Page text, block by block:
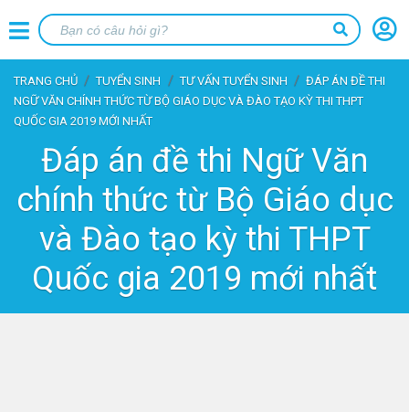
TRANG CHỦ TUYỂN SINH TƯ VẤN TUYỂN SINH
ĐÁP ÁN ĐỀ THI
NGỮ VĂN CHÍNH THỨC TỪ BỘ GIÁO DỤC VÀ ĐÀO TẠO KỲ THI THPT
QUỐC GIA 2019 MỚI NHẤT
Đáp án đề thi Ngữ Văn
chính thức từ Bộ Giáo dục
và Đào tạo kỳ thi THPT
Quốc gia 2019 mới nhất